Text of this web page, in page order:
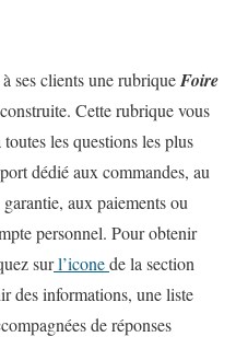
ses clients une rubriqueFoire
Cette rubrique vous
les questions les plus
dédié aux commandes, au
aux paiements ou
personnel. Pour obtenir
surl’iconede la section
des informations, une liste
de réponses